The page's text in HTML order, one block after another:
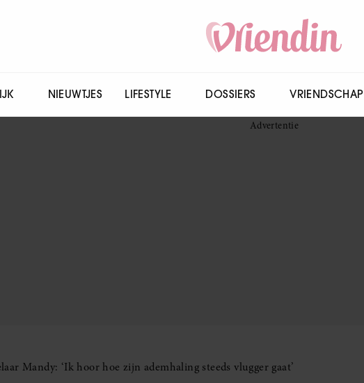
NIEUWTJES LIFESTYLE DOSSIERS VRIENDSCHAP
Mandy: ‘Ik hoor hoe zijn ademhaling steeds vlugger gaat’